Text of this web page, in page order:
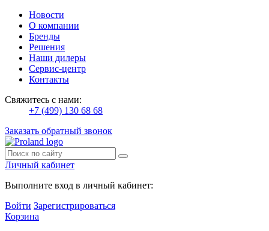
Новости
О компании
Бренды
Решения
Наши дилеры
Сервис-центр
Контакты
Свяжитесь с нами:
+7 (499) 130 68 68
Заказать обратный звонок
Личный кабинет
Выполните вход в личный кабинет:
Войти Зарегистрироваться
Корзина